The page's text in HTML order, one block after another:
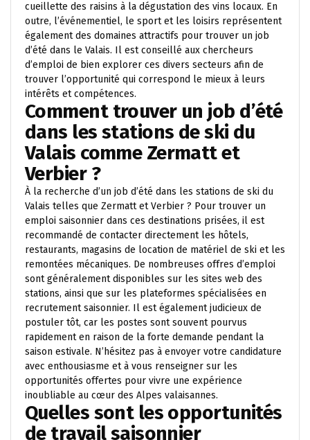
cueillette des raisins à la dégustation des vins locaux. En
outre, l’événementiel, le sport et les loisirs représentent
également des domaines attractifs pour trouver un job
d’été dans le Valais. Il est conseillé aux chercheurs
d’emploi de bien explorer ces divers secteurs afin de
trouver l’opportunité qui correspond le mieux à leurs
intérêts et compétences.
Comment trouver un job d’été
dans les stations de ski du
Valais comme Zermatt et
Verbier ?
À la recherche d’un job d’été dans les stations de ski du
Valais telles que Zermatt et Verbier ? Pour trouver un
emploi saisonnier dans ces destinations prisées, il est
recommandé de contacter directement les hôtels,
restaurants, magasins de location de matériel de ski et les
remontées mécaniques. De nombreuses offres d’emploi
sont généralement disponibles sur les sites web des
stations, ainsi que sur les plateformes spécialisées en
recrutement saisonnier. Il est également judicieux de
postuler tôt, car les postes sont souvent pourvus
rapidement en raison de la forte demande pendant la
saison estivale. N’hésitez pas à envoyer votre candidature
avec enthousiasme et à vous renseigner sur les
opportunités offertes pour vivre une expérience
inoubliable au cœur des Alpes valaisannes.
Quelles sont les opportunités
de travail saisonnier